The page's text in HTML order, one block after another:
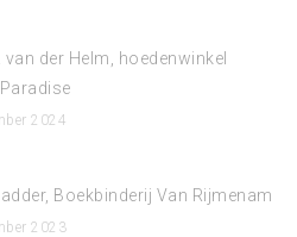
van der Helm, hoedenwinkel
Paradise
2024
Boekbinderij Van Rijmenam
2023